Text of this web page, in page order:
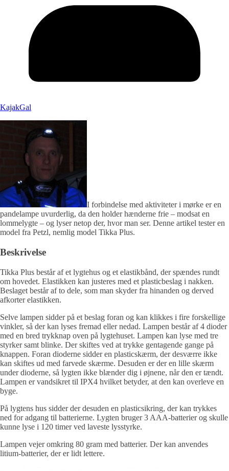
KajakGal
I forbindelse med aktiviteter i mørke er en
pandelampe uvurderlig, da den holder hænderne frie – modsat en
lommelygte – og lyser netop der, hvor man ser. Denne artikel tester en
model fra Petzl, nemlig model Tikka Plus.
Beskrivelse
Tikka Plus består af et lygtehus og et elastikbånd, der spændes rundt
om hovedet. Elastikken kan justeres med et plasticbeslag i nakken.
Beslaget består af to dele, som man skyder fra hinanden og derved
afkorter elastikken.
Selve lampen sidder på et beslag foran og kan klikkes i fire forskellige
vinkler, så der kan lyses fremad eller nedad. Lampen består af 4 dioder
med en bred trykknap oven på lygtehuset. Lampen kan lyse med tre
styrker samt blinke. Der skiftes ved at trykke gentagende gange på
knappen. Foran dioderne sidder en plasticskærm, der desværre ikke
kan skiftes ud med farvede skærme. Desuden er der en lille skærm
under dioderne, så lygten ikke blænder dig i øjnene, når den er tændt.
Lampen er vandsikret til IPX4 hvilket betyder, at den kan overleve en
byge.
På lygtens hus sidder der desuden en plasticsikring, der kan trykkes
ned for adgang til batterierne. Lygten bruger 3 AAA-batterier og skulle
kunne lyse i 120 timer ved laveste lysstyrke.
Lampen vejer omkring 80 gram med batterier. Der kan anvendes
litium-batterier, der er lidt lettere.